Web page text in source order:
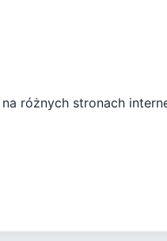
różnych stronach